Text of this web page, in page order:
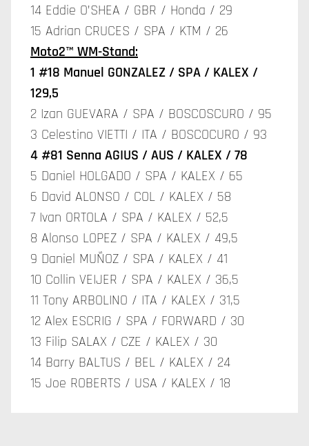
14 Eddie O’SHEA / GBR / Honda / 29
15 Adrian CRUCES / SPA / KTM / 26
Moto2™ WM-Stand:
1 #18 Manuel GONZALEZ / SPA / KALEX /
129,5
2 Izan GUEVARA / SPA / BOSCOSCURO / 95
3 Celestino VIETTI / ITA / BOSCOCURO / 93
4 #81 Senna AGIUS / AUS / KALEX / 78
5 Daniel HOLGADO / SPA / KALEX / 65
6 David ALONSO / COL / KALEX / 58
7 Ivan ORTOLA / SPA / KALEX / 52,5
8 Alonso LOPEZ / SPA / KALEX / 49,5
9 Daniel MUÑOZ / SPA / KALEX / 41
10 Collin VEIJER / SPA / KALEX / 36,5
11 Tony ARBOLINO / ITA / KALEX / 31,5
12 Alex ESCRIG / SPA / FORWARD / 30
13 Filip SALAX / CZE / KALEX / 30
14 Barry BALTUS / BEL / KALEX / 24
15 Joe ROBERTS / USA / KALEX / 18